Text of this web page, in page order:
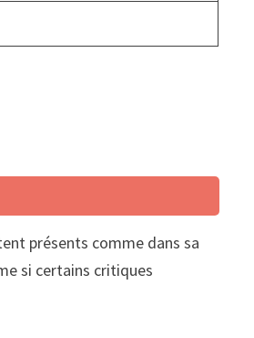
présents comme dans sa
si certains critiques